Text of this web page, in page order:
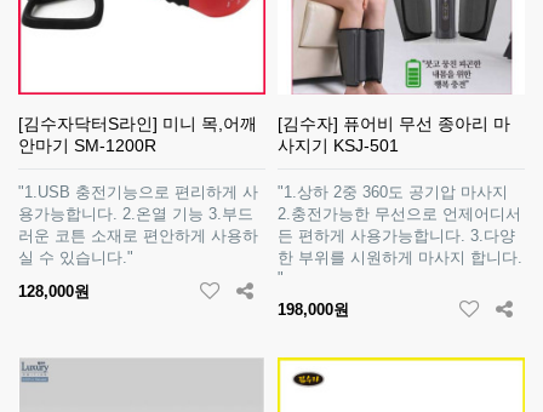
[김수자닥터S라인] 미니 목,어깨
안마기 SM-1200R
"1.USB 충전기능으로 편리하게 사
용가능합니다. 2.온열 기능 3.부드
러운 코튼 소재로 편안하게 사용하
실 수 있습니다."
128,000원
[김수자] 퓨어비 무선 종아리 마
사지기 KSJ-501
"1.상하 2중 360도 공기압 마사지
2.충전가능한 무선으로 언제어디서
든 편하게 사용가능합니다. 3.다양
한 부위를 시원하게 마사지 합니다.
"
198,000원